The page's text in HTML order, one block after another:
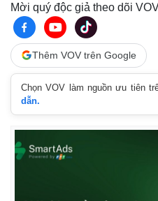
Mời quý độc giả theo dõi
Thêm VOV trên Google
Chọn VOV làm nguồn ưu tiên
dẫn.